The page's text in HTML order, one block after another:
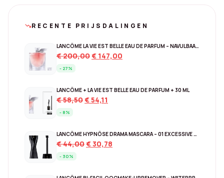
trending_downRECENTE PRIJSDALINGEN
LANCÔME LA VIE EST BELLE EAU DE PARFUM – NAVULBAAR 150 ML
€200,00Original
€ 147,00
- 27%
LANCÔME + LA VIE EST BELLE EAU DE PARFUM + 30 ML
€58,50Original
€ 58,50.
€54,11
- 8%
LANCÔME HYPNÔSE DRAMA MASCARA – 01 EXCESSIVE BLACK
€44,00Original
€30,78
- 30%